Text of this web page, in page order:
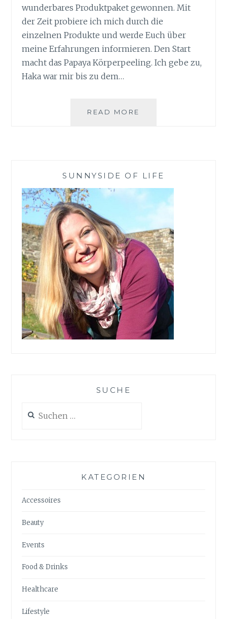
wunderbares Produktpaket gewonnen. Mit
der Zeit probiere ich mich durch die
einzelnen Produkte und werde Euch über
meine Erfahrungen informieren. Den Start
macht das Papaya Körperpeeling. Ich gebe zu,
Haka war mir bis zu dem…
READ MORE
VON
HAKA
SUNNYSIDE OF LIFE
SUCHE
nach:
KATEGORIEN
Accessoires
Beauty
Events
Food & Drinks
Healthcare
Lifestyle